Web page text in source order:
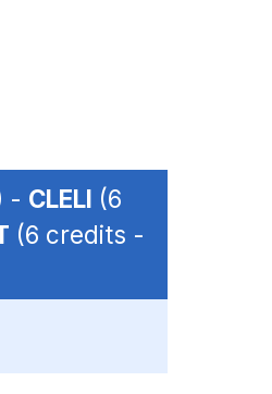
- CLELI (6
(6 credits -